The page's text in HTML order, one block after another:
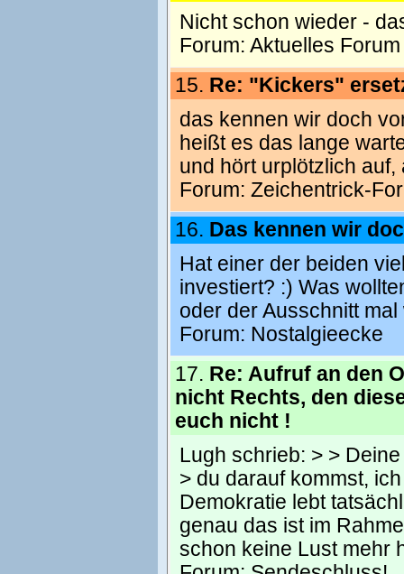
Nicht schon wieder -
Forum: Aktuelles Forum
15. Re: "Kickers"
das kennen wir doch
heißt es das lange
und hört urplötzlich
Forum: Zeichentrick-
16. Das kennen wir
Hat einer der beiden
investiert? :) Was
oder der Ausschnitt
Forum: Nostalgieecke
17. Re: Aufruf an den
nicht Rechts, den
euch nicht !
Lugh schrieb: > >
> du darauf kommst,
Demokratie lebt
genau das ist im
schon keine Lust mehr